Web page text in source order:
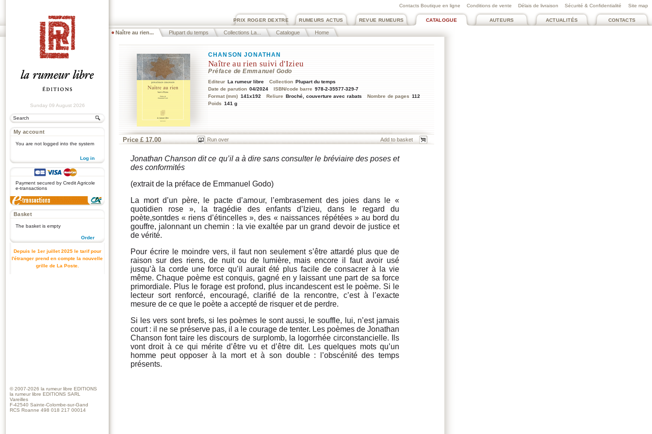
Site map
Contacts Boutique en ligne Conditions de vente Délais de livraison Sécurité & Confidentialité
CONTACTS
ACTUALITÉS
AUTEURS
CATALOGUE
REVUE RUMEURS
RUMEURS ACTUS
PRIX ROGER DEXTRE
Naître au rien... Plupart du temps Collections La... Catalogue Home
Sunday 09 August 2026
My account
You are not logged into the system
Log in
Payment secured by Credit Agricole
e-transactions
Basket
The basket is empty
Order
Depuis le 1er juillet 2025 le tarif pour
l'étranger prend en compte la nouvelle
grille de La Poste.
CHANSON JONATHAN
Naître au rien suivi d'Izieu
Préface de Emmanuel Godo
Editeur La rumeur libre Collection Plupart du temps
Date de parution 04/2024 ISBN/code barre 978-2-35577-329-7
Format (mm) 141x192 Reliure Broché, couverture avec rabats Nombre de pages 112
Poids 141 g
Price £ 17.00 Run over
Jonathan Chanson dit ce qu’il a à dire sans consulter le bréviaire des poses et
des conformités
(extrait de la préface de Emmanuel Godo)
La mort d’un père, le pacte d’amour, l’embrasement des joies dans le «
quotidien rose », la tragédie des enfants d’Izieu, dans le regard du
poète,sontdes « riens d’étincelles », des « naissances répétées » au bord du
gouffre, jalonnant un chemin : la vie exaltée par un grand devoir de justice et
de vérité.
Pour écrire le moindre vers, il faut non seulement s’être attardé plus que de
raison sur des riens, de nuit ou de lumière, mais encore il faut avoir usé
jusqu’à la corde une force qu’il aurait été plus facile de consa­crer à la vie
même. Chaque poème est conquis, gagné en y laissant une part de sa force
primordiale. Plus le forage est profond, plus incandes­cent est le poème. Si le
lecteur sort renforcé, encouragé, clarifié de la rencontre, c’est à l’exacte
mesure de ce que le poète a accepté de risquer et de perdre.
Si les vers sont brefs, si les poèmes le sont aussi, le souffle, lui, n’est jamais
court : il ne se préserve pas, il a le courage de tenter. Les poèmes de Jonathan
Chanson font taire les discours de surplomb, la logorrhée circonstancielle. Ils
vont droit à ce qui mérite d’être vu et d’être dit. Les quelques mots qu’un
homme peut opposer à la mort et à son double : l’obscénité des temps
présents.
© 2007-2026 la rumeur libre EDITIONS
la rumeur libre EDITIONS SARL
Vareilles
F-42540 Sainte-Colombe-sur-Gand
RCS Roanne 498 018 217 00014